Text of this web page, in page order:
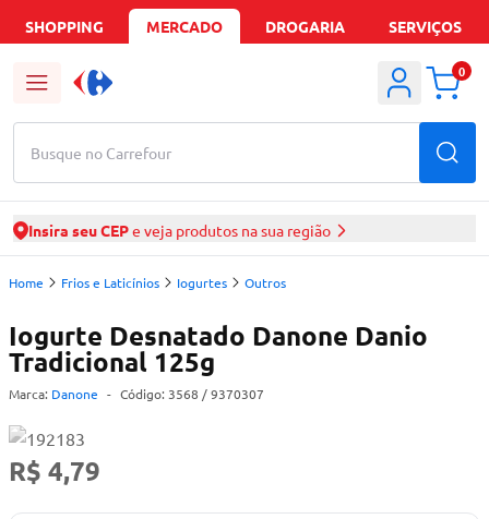
SHOPPING MERCADO DROGARIA SERVIÇOS
Busque no Carrefour
0
Insira seu CEPe veja produtos na sua região
Home Frios e Laticínios Iogurtes Outros
Iogurte Desnatado Danone Danio
Tradicional 125g
Marca: Danone - Código: 3568 / 9370307
R$ 4,79